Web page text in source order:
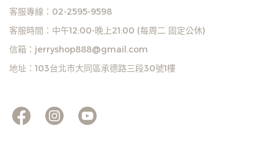
客服專線：02-2595-9598
客服時間：中午12:00-晚上21:00 (每周二 固定公休)
信箱：jerryshop888@gmail.com
地址：103台北市大同區承德路三段30號1樓